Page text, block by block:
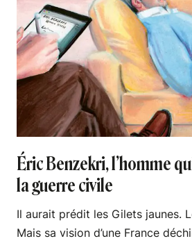
Éric Benzekri, l’homme
la guerre civile
Il aurait prédit les Gilets jaunes.
Mais sa vision d’une France